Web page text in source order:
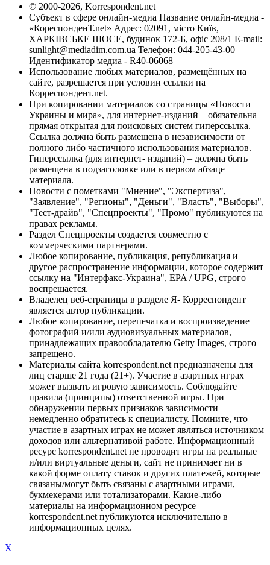
© 2000-2026, Korrespondent.net
Субъект в сфере онлайн-медиа Название онлайн-медиа -
«КореспонденТ.net» Адрес: 02091, місто Київ,
ХАРКІВСЬКЕ ШОСЕ, будинок 172-Б, офіс 208/1 E-mail:
sunlight@mediadim.com.ua Телефон: 044-205-43-00
Идентификатор медиа - R40-06068
Использование любых материалов, размещённых на
сайте, разрешается при условии ссылки на
Корреспондент.net.
При копировании материалов со страницы «Новости
Украины и мира», для интернет-изданий – обязательна
прямая открытая для поисковых систем гиперссылка.
Ссылка должна быть размещена в независимости от
полного либо частичного использования материалов.
Гиперссылка (для интернет- изданий) – должна быть
размещена в подзаголовке или в первом абзаце
материала.
Новости с пометками "Мнение", "Экспертиза",
"Заявление", "Регионы", "Деньги", "Власть", "Выборы",
"Тест-драйв", "Спецпроекты", "Промо" публикуются на
правах рекламы.
Раздел Спецпроекты создается совместно с
коммерческими партнерами.
Любое копирование, публикация, републикация и
другое распространение информации, которое содержит
ссылку на "Интерфакс-Украина", EPA / UPG, строго
воспрещается.
Владелец веб-страницы в разделе Я- Корреспондент
является автор публикации.
Любое копирование, перепечатка и воспроизведение
фотографий и/или аудиовизуальных материалов,
принадлежащих правообладателю Getty Images, строго
запрещено.
Материалы сайта korrespondent.net предназначены для
лиц старше 21 года (21+). Участие в азартных играх
может вызвать игровую зависимость. Соблюдайте
правила (принципы) ответственной игры. При
обнаружении первых признаков зависимости
немедленно обратитесь к специалисту. Помните, что
участие в азартных играх не может являться источником
доходов или альтернативой работе. Информационный
ресурс korrespondent.net не проводит игры на реальные
и/или виртуальные деньги, сайт не принимает ни в
какой форме оплату ставок и других платежей, которые
связаны/могут быть связаны с азартными играми,
букмекерами или тотализаторами. Какие-либо
материалы на информационном ресурсе
korrespondent.net публикуются исключительно в
информационных целях.
X